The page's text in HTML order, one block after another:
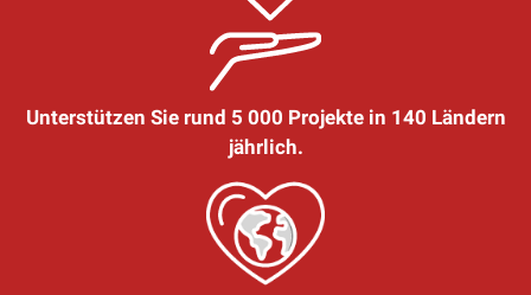
Unterstützen Sie rund 5 000 Projekte in 140 Ländern
jährlich.